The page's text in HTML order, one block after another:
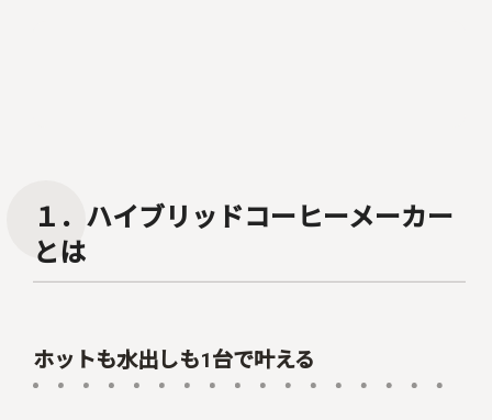
１．ハイブリッドコーヒーメーカー
とは
ホットも水出しも1台で叶える